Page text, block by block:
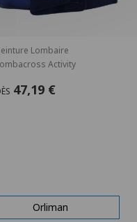
Lombaire
Activity
47,19 €
Orliman